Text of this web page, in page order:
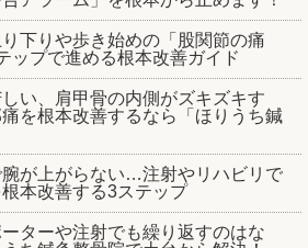
下りや歩き始めの「股関節の痛
ップで進める根本改善ガイド
い、肩甲骨の内側がズキズキす
を根本改善するなら「ほりうち鍼
が上がらない…注射やリハビリで
本改善する3ステップ
ーターや注射でも繰り返すのはな